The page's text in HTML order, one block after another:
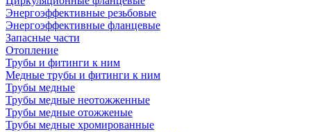
Энергоэффективные резьбовые
Энергоэффективные фланцевые
Запасные части
Отопление
Трубы и фитинги к ним
Медные трубы и фитинги к ним
Трубы медные
Трубы медные неотожженные
Трубы медные отожженые
Трубы медные хромированные